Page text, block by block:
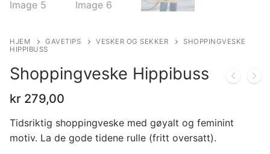
HJEM GAVETIPS VESKER OG SEKKER
SHOPPINGVESKE
HIPPIBUSS
Shoppingveske Hippibuss
kr 279,00
Tidsriktig shoppingveske med gøyalt og feminint
motiv. La de gode tidene rulle (fritt oversatt).